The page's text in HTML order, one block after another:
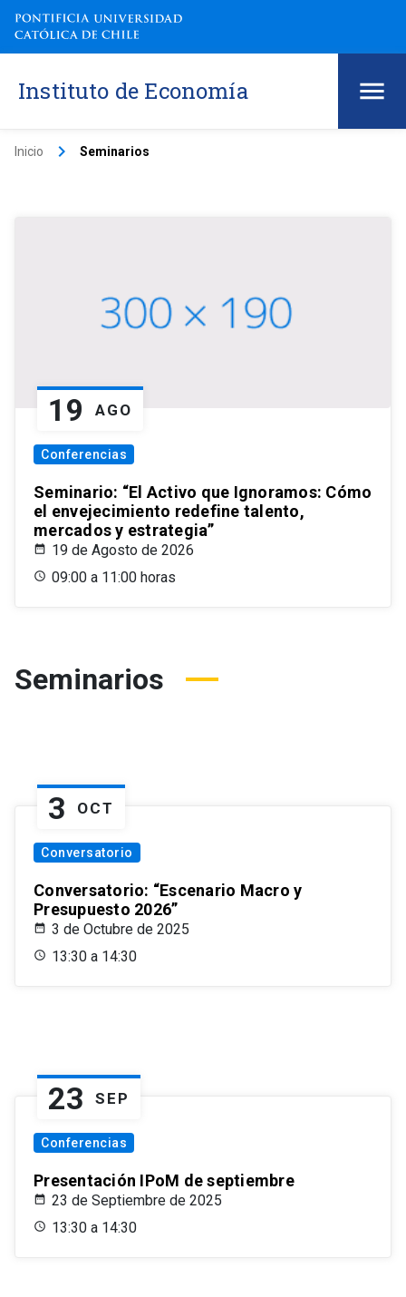
Instituto de Economía
Inicio keyboard_arrow_right Seminarios
19 AGO
Conferencias
Seminario: “El Activo que Ignoramos: Cómo
el envejecimiento redefine talento,
mercados y estrategia”
19 de Agosto de 2026
09:00 a 11:00 horas
Seminarios
3 OCT
Conversatorio
Conversatorio: “Escenario Macro y
Presupuesto 2026”
3 de Octubre de 2025
13:30 a 14:30
23 SEP
Conferencias
Presentación IPoM de septiembre
23 de Septiembre de 2025
13:30 a 14:30